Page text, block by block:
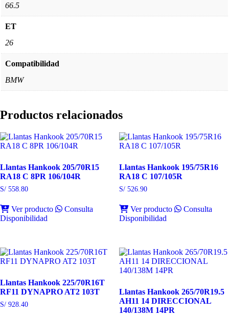
66.5
ET
26
Compatibilidad
BMW
Productos relacionados
Llantas Hankook 205/70R15
RA18 C 8PR 106/104R
S/ 558.80
Ver producto
Consulta
Disponibilidad
Llantas Hankook 195/75R16
RA18 C 107/105R
S/526.90
Ver producto
Consulta
Disponibilidad
Llantas Hankook 225/70R16T
RF11 DYNAPRO AT2 103T
S/ 928.40
Llantas Hankook 265/70R19.5
AH11 14 DIRECCIONAL
140/138M 14PR